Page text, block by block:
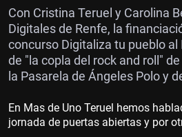
Con Cristina Teruel y Carolina
Digitales de Renfe, la
concurso Digitaliza tu pueblo
de "la copla del rock and roll"
la Pasarela de Ángeles Polo y
En Mas de Uno Teruel hemos
jornada de puertas abiertas y por